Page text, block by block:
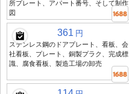
所プレート、アパート番号、そして制作
図
361 円
ステンレス鋼のドアプレート、看板、会
社看板、プレート、銅製プラク、完成標
識、腐食看板、製造工場の卸売